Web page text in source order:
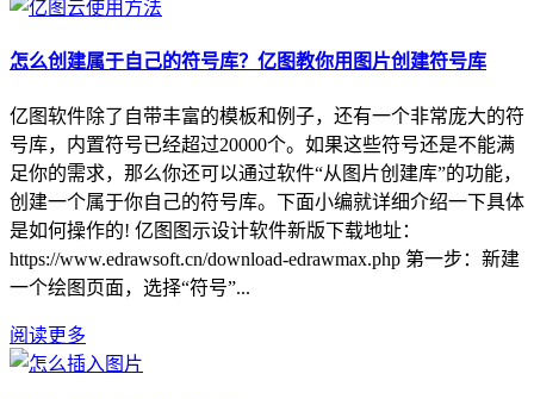
怎么创建属于自己的符号库？亿图教你用图片创建符号库
亿图软件除了自带丰富的模板和例子，还有一个非常庞大的符
号库，内置符号已经超过20000个。如果这些符号还是不能满
足你的需求，那么你还可以通过软件“从图片创建库”的功能，
创建一个属于你自己的符号库。下面小编就详细介绍一下具体
是如何操作的! 亿图图示设计软件新版下载地址：
https://www.edrawsoft.cn/download-edrawmax.php 第一步：新建
一个绘图页面，选择“符号”...
阅读更多